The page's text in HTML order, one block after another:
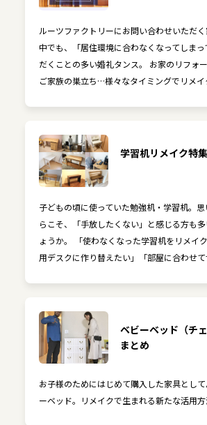
ルーツファクトリーにお問い合わせいただ
中でも、「居住環境に合わなくなってしま
だくことの多い婚礼タンス。 お家のリフォー
ご家族の巣立ち…様々なタイミングでリメ
学習机リメイク特集
子どもの頃に使っていた勉強机・学習机。
らこそ、「手放したくない」と感じる方も
ょうか。 「使わなくなった学習机をリメイ
用デスクに作り替えたい」「部屋に合わせ
ベビーベッド（チ
まとめ
お子様のためにはじめて購入した家具とし
ーベッド。リメイクで生まれる新たな活用